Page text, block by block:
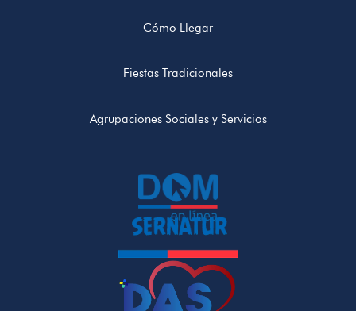
Cómo Llegar
Fiestas Tradicionales
Agrupaciones Sociales y Servicios